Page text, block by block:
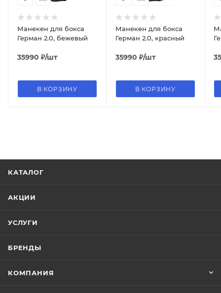
Манекен для бокса
Герман 2.0, бежевый
35990 ₽/шт
В КОРЗИНУ
Манекен для бокса
Герман 2.0, красный
35990 ₽/шт
В КОРЗИНУ
КАТАЛОГ
АКЦИИ
УСЛУГИ
БРЕНДЫ
КОМПАНИЯ